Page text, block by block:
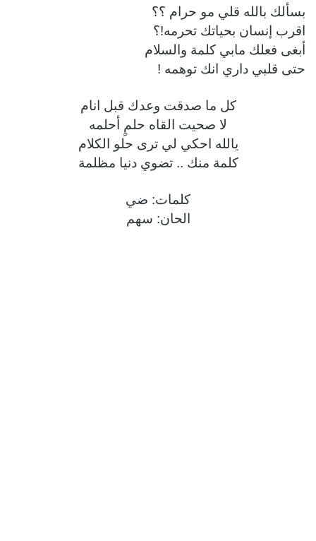
بسألك بالله قلي مو حرام ؟؟
اقرب إنسان بحياتك تحرمه!؟
أبغى فعلك مابي كلمة والسلام
حتى قلبي داري انك توهمه !
كل ما صدقت وعدك قبل انام
لا صحيت القاه حلمٍ أحلمه
يالله احكي لي ترى حلو الكلام
كلمة منك .. تضوي دنيا مظلمة
كلمات: ضي
الحان: سهم